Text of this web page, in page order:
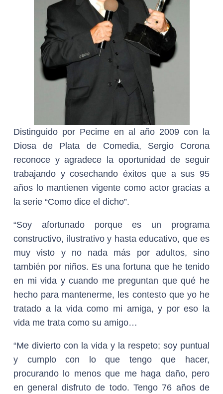
Distinguido por Pecime en al año 2009 con la
Diosa de Plata de Comedia, Sergio Corona
reconoce y agradece la oportunidad de seguir
trabajando y cosechando éxitos que a sus 95
años lo mantienen vigente como actor gracias a
la serie “Como dice el dicho”.
“Soy afortunado porque es un programa
constructivo, ilustrativo y hasta educativo, que es
muy visto y no nada más por adultos, sino
también por niños. Es una fortuna que he tenido
en mi vida y cuando me preguntan que qué he
hecho para mantenerme, les contesto que yo he
tratado a la vida como mi amiga, y por eso la
vida me trata como su amigo…
“Me divierto con la vida y la respeto; soy puntual
y cumplo con lo que tengo que hacer,
procurando lo menos que me haga daño, pero
en general disfruto de todo. Tengo 76 años de